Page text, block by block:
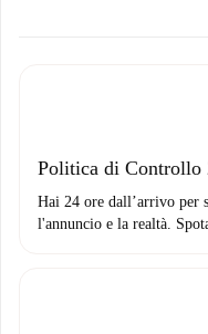
solo se non segnali
Politica di Controllo
Hai 24 ore dall’arrivo per
l'annuncio e la realtà.